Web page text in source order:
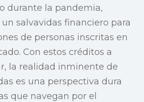
durante la pandemia,
salvavidas financiero para
de personas inscritas en
Con estos créditos a
la realidad inminente de
es una perspectiva dura
que navegan por el